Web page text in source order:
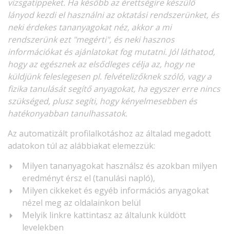
vizsgatippeket. Ha később az érettségire készülő
lányod kezdi el használni az oktatási rendszerünket, és
neki érdekes tananyagokat néz, akkor a mi
rendszerünk ezt "megérti", és neki hasznos
információkat és ajánlatokat fog mutatni. Jól láthatod,
hogy az egésznek az elsődleges célja az, hogy ne
küldjünk feleslegesen pl. felvételizőknek szóló, vagy a
fizika tanulását segítő anyagokat, ha egyszer erre nincs
szükséged, plusz segíti, hogy kényelmesebben és
hatékonyabban tanulhassatok.
Az automatizált profilalkotáshoz az általad megadott
adatokon túl az alábbiakat elemezzük:
Milyen tananyagokat használsz és azokban milyen
eredményt érsz el (tanulási napló),
Milyen cikkeket és egyéb információs anyagokat
nézel meg az oldalainkon belül
Melyik linkre kattintasz az általunk küldött
levelekben